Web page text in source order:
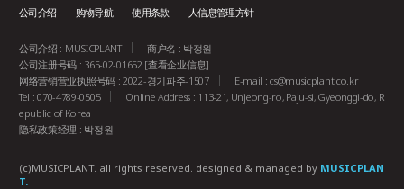
公司介绍 购物导航 使用条款 人信息管理方针
公司介绍 : MUSICPLANT
商户名 : 박정원
公司注册号码 : 365-02-01652 [查看企业信息]
网络营销营业执照号码 : 2022-경기파주-1507
E-mail :cs@musicplant.co.kr
Tel : 070-4789-0505
Online Address : 113-21, Unjeong-ro, Paju-si, Gyeonggi-do, R
epublic of Korea
隐私政策经理 : 박정원
(c)MUSICPLANT. all rights reserved. designed & managed by MUSICPLAN
T.